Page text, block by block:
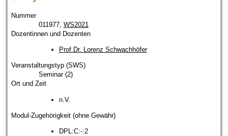
Nummer
011977, WS2021
Dozentinnen und Dozenten
Prof.Dr. Lorenz Schwachhöfer
Veranstaltungstyp (SWS)
Seminar (2)
Ort und Zeit
n.V.
Modul-Zugehörigkeit (ohne Gewähr)
DPL:C:-:2